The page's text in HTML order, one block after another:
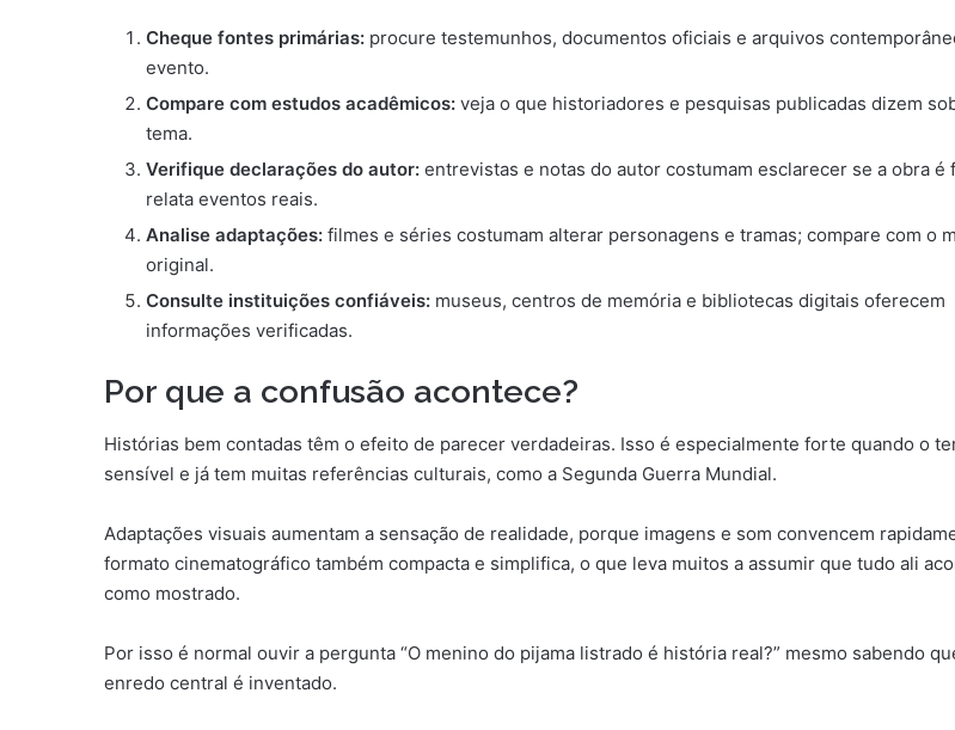
Cheque fontes primárias: procure testemunhos, documentos oficiais e arquivos
evento.
Compare com estudos acadêmicos: veja o que historiadores e pesquisas publicadas dizem
tema.
Verifique declarações do autor: entrevistas e notas do autor costumam esclarecer se a obra é
relata eventos reais.
Analise adaptações: filmes e séries costumam alterar personagens e tramas; compare com o
original.
Consulte instituições confiáveis: museus, centros de memória e bibliotecas digitais oferecem
informações verificadas.
Por que a confusão acontece?
Histórias bem contadas têm o efeito de parecer verdadeiras. Isso é especialmente forte quando o
sensível e já tem muitas referências culturais, como a Segunda Guerra Mundial.
Adaptações visuais aumentam a sensação de realidade, porque imagens e som convencem
formato cinematográfico também compacta e simplifica, o que leva muitos a assumir que tudo ali
como mostrado.
Por isso é normal ouvir a pergunta “O menino do pijama listrado é história real?” mesmo sabendo
enredo central é inventado.